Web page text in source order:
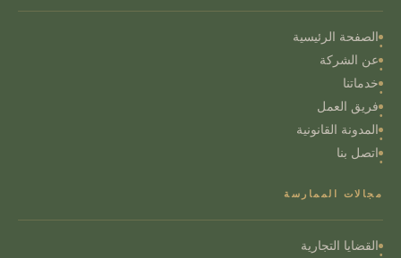
الصفحة الرئيسية
عن الشركة
خدماتنا
فريق العمل
المدونة القانونية
اتصل بنا
مجالات الممارسة
القضايا التجارية